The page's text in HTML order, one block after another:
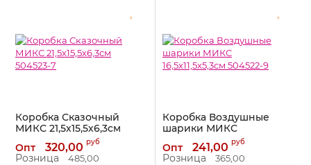
Коробка Сказочный
МИКС 21,5х15,5х6,3см
Артикул: 504523-7
Опт 320,00 руб
Розница 485,00
Коробка Воздушные
шарики МИКС
16,5х11,5х5,3см 504522-9
Артикул: 504522-9
Опт 241,00 руб
Розница 365,00